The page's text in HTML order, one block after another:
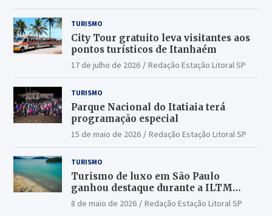
TURISMO
City Tour gratuito leva visitantes aos
pontos turísticos de Itanhaém
17 de julho de 2026 Redação Estação Litoral SP
TURISMO
Parque Nacional do Itatiaia terá
programação especial
15 de maio de 2026 Redação Estação Litoral SP
TURISMO
Turismo de luxo em São Paulo
ganhou destaque durante a ILTM
Latin America 2026
8 de maio de 2026 Redação Estação Litoral SP